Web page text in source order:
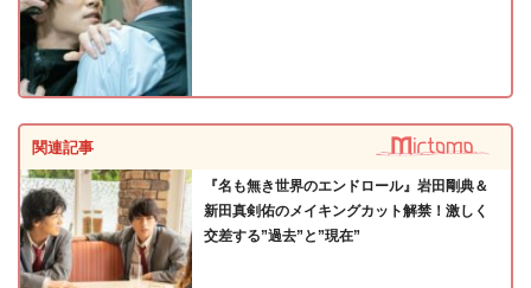
関連記事
『名も無き世界のエンドロール』岩田剛典＆
新田真剣佑のメイキングカット解禁！激しく
交差する”過去”と”現在”